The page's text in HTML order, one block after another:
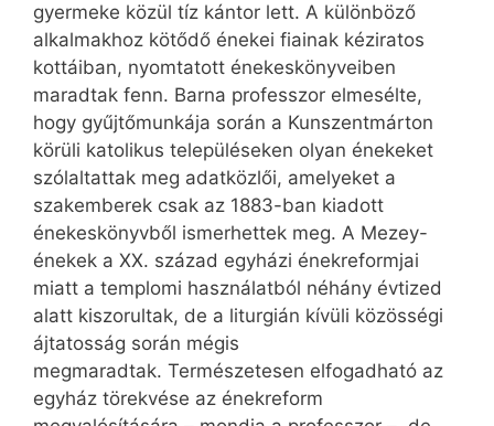
gyermeke közül tíz kántor lett. A különböző
alkalmakhoz kötődő énekei fiainak kéziratos
kottáiban, nyomtatott énekeskönyveiben
maradtak fenn. Barna professzor elmesélte,
hogy gyűjtőmunkája során a Kunszentmárton
körüli katolikus településeken olyan énekeket
szólaltattak meg adatközlői, amelyeket a
szakemberek csak az 1883-ban kiadott
énekeskönyvből ismerhettek meg. A Mezey-
énekek a XX. század egyházi énekreformjai
miatt a templomi használatból néhány évtized
alatt kiszorultak, de a liturgián kívüli közösségi
ájtatosság során mégis
megmaradtak. Természetesen elfogadható az
egyház törekvése az énekreform